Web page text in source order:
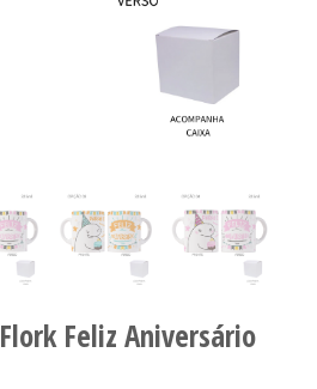
Feliz Aniversário